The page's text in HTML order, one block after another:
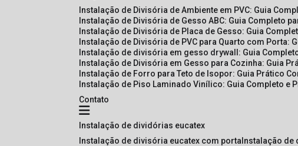
Instalação de Divisória de Ambiente em PVC: Guia
Instalação de Divisória de Gesso ABC: Guia Completo
Instalação de Divisória de Placa de Gesso: Guia
Instalação de Divisória de PVC para Quarto com Porta:
Instalação de divisória em gesso drywall: Guia
Instalação de Divisória em Gesso para Cozinha: Guia
Instalação de Forro para Teto de Isopor: Guia Prático
Instalação de Piso Laminado Vinílico: Guia Completo e
Contato
instalação de dividórias eucatex
instalação de divisória eucatex com porta instalação de